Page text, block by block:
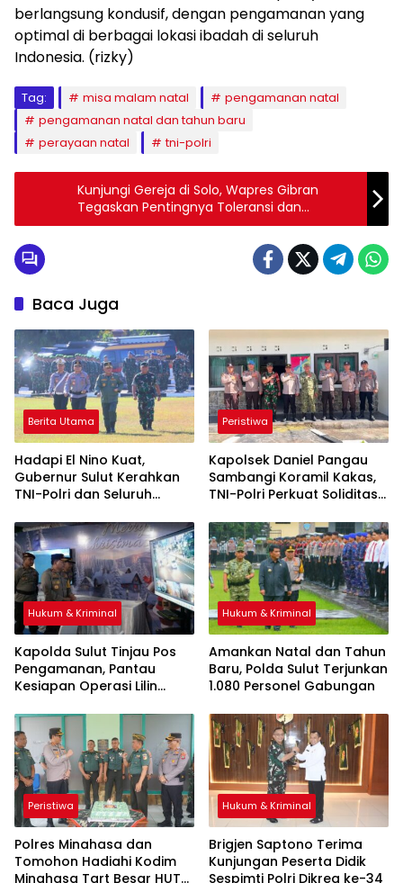
berlangsung kondusif, dengan pengamanan yang
optimal di berbagai lokasi ibadah di seluruh
Indonesia. (rizky)
Tag: misa malam natal
pengamanan natal
pengamanan natal dan tahun baru
perayaan natal
tni-polri
Kunjungi Gereja di Solo, Wapres Gibran
Tegaskan Pentingnya Toleransi dan
Keselamatan di Perayaan Natal
Baca Juga
Berita Utama
Hadapi El Nino Kuat,
Gubernur Sulut Kerahkan
TNI-Polri dan Seluruh
Peristiwa
Kapolsek Daniel Pangau
Sambangi Koramil Kakas,
TNI-Polri Perkuat Soliditas
Hukum & Kriminal
Kapolda Sulut Tinjau Pos
Pengamanan, Pantau
Kesiapan Operasi Lilin
Hukum & Kriminal
Amankan Natal dan Tahun
Baru, Polda Sulut Terjunkan
1.080 Personel Gabungan
Peristiwa
Polres Minahasa dan
Tomohon Hadiahi Kodim
Minahasa Tart Besar HUT
Hukum & Kriminal
Brigjen Saptono Terima
Kunjungan Peserta Didik
Sespimti Polri Dikreg ke-34